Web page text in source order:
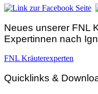
Neues unserer FNL
Expertinnen nach
FNL Kräuterexperten
Quicklinks &